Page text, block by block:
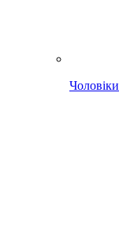
Чоловіки